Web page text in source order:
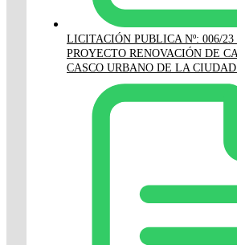
LICITACIÓN PUBLICA Nº: 006/23
PROYECTO RENOVACIÓN DE
CASCO URBANO DE LA